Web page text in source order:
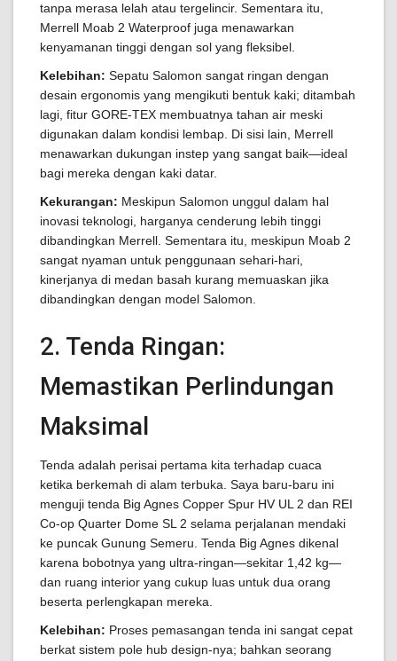
tanpa merasa lelah atau tergelincir. Sementara itu,
Merrell Moab 2 Waterproof juga menawarkan
kenyamanan tinggi dengan sol yang fleksibel.
Kelebihan: Sepatu Salomon sangat ringan dengan
desain ergonomis yang mengikuti bentuk kaki; ditambah
lagi, fitur GORE-TEX membuatnya tahan air meski
digunakan dalam kondisi lembap. Di sisi lain, Merrell
menawarkan dukungan instep yang sangat baik—ideal
bagi mereka dengan kaki datar.
Kekurangan: Meskipun Salomon unggul dalam hal
inovasi teknologi, harganya cenderung lebih tinggi
dibandingkan Merrell. Sementara itu, meskipun Moab 2
sangat nyaman untuk penggunaan sehari-hari,
kinerjanya di medan basah kurang memuaskan jika
dibandingkan dengan model Salomon.
2. Tenda Ringan:
Memastikan Perlindungan
Maksimal
Tenda adalah perisai pertama kita terhadap cuaca
ketika berkemah di alam terbuka. Saya baru-baru ini
menguji tenda Big Agnes Copper Spur HV UL 2 dan REI
Co-op Quarter Dome SL 2 selama perjalanan mendaki
ke puncak Gunung Semeru. Tenda Big Agnes dikenal
karena bobotnya yang ultra-ringan—sekitar 1,42 kg—
dan ruang interior yang cukup luas untuk dua orang
beserta perlengkapan mereka.
Kelebihan: Proses pemasangan tenda ini sangat cepat
berkat sistem pole hub design-nya; bahkan seorang